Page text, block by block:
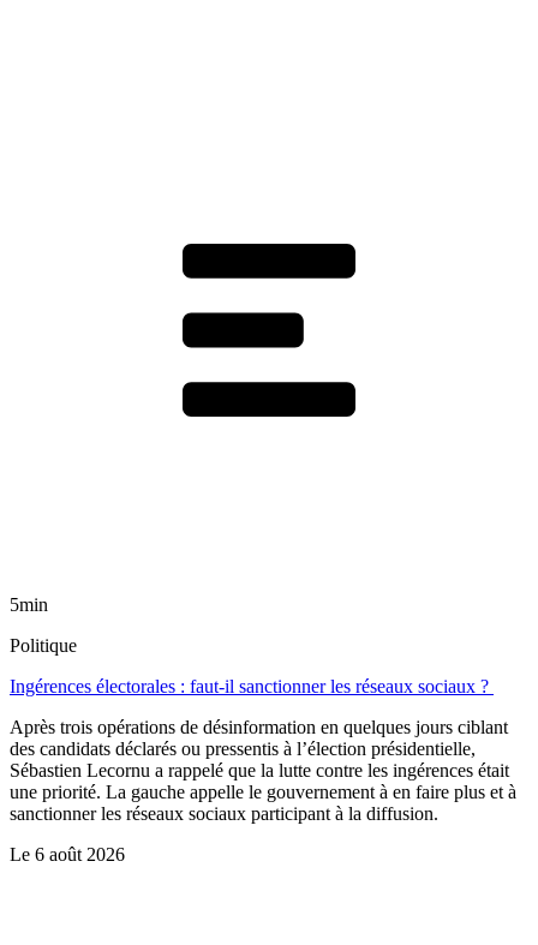
5min
Politique
Ingérences électorales : faut-il sanctionner les réseaux sociaux ?
Après trois opérations de désinformation en quelques jours ciblant
des candidats déclarés ou pressentis à l’élection présidentielle,
Sébastien Lecornu a rappelé que la lutte contre les ingérences était
une priorité. La gauche appelle le gouvernement à en faire plus et à
sanctionner les réseaux sociaux participant à la diffusion.
Le 6 août 2026